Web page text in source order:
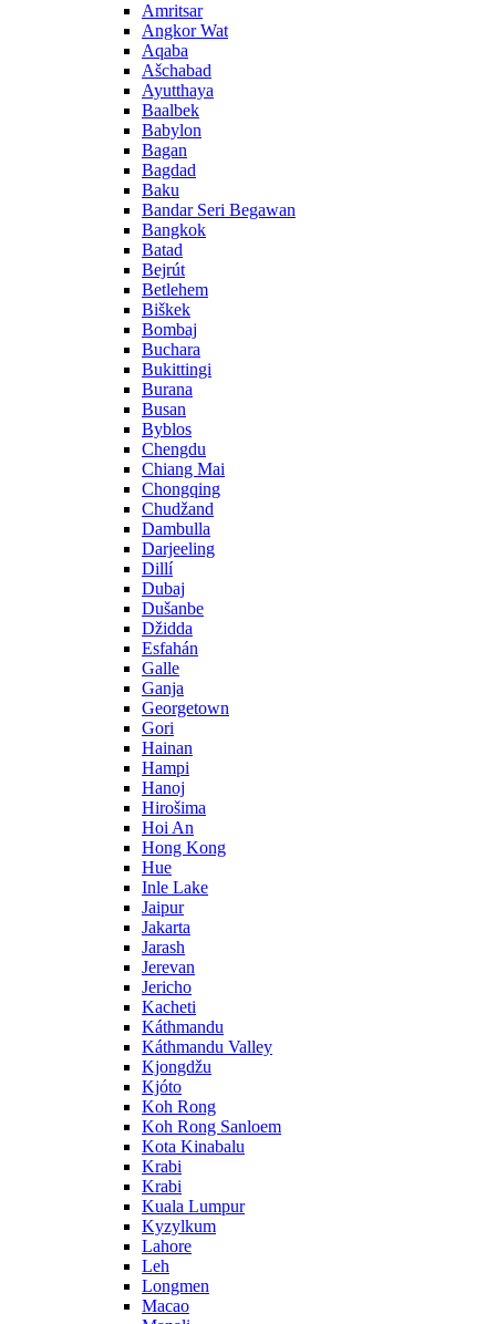
Amritsar
Angkor Wat
Aqaba
Ašchabad
Ayutthaya
Baalbek
Babylon
Bagan
Bagdad
Baku
Bandar Seri Begawan
Bangkok
Batad
Bejrút
Betlehem
Biškek
Bombaj
Buchara
Bukittingi
Burana
Busan
Byblos
Chengdu
Chiang Mai
Chongqing
Chudžand
Dambulla
Darjeeling
Dillí
Dubaj
Dušanbe
Džidda
Esfahán
Galle
Ganja
Georgetown
Gori
Hainan
Hampi
Hanoj
Hirošima
Hoi An
Hong Kong
Hue
Inle Lake
Jaipur
Jakarta
Jarash
Jerevan
Jericho
Kacheti
Káthmandu
Káthmandu Valley
Kjongdžu
Kjóto
Koh Rong
Koh Rong Sanloem
Kota Kinabalu
Krabi
Krabi
Kuala Lumpur
Kyzylkum
Lahore
Leh
Longmen
Macao